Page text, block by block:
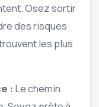
Osez sortir
des risques
les plus
: Le chemin